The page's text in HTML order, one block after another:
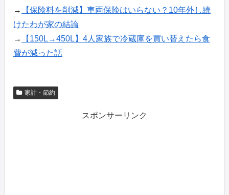
→
【保険料を削減】車両保険はいらない？10年外し続
けたわが家の結論
→
【150L→450L】4人家族で冷蔵庫を買い替えたら食
費が減った話
家計・節約
スポンサーリンク